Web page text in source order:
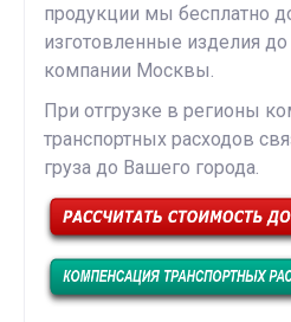
продукции мы бесплатно
изготовленные изделия
компании Москвы.
При отгрузке в регионы
транспортных расходов
груза до Вашего города.